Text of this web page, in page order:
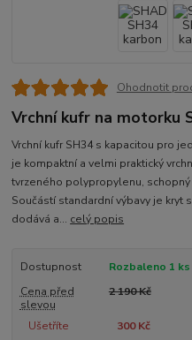
Ohodnotit
Vrchní kufr na motorku
Vrchní kufr SH34 s kapacitou pro
je kompaktní a velmi praktický
tvrzeného polypropylenu,
Součástí standardní výbavy je kryt
dodává a... celý popis
Dostupnost
Rozbaleno 1 ks
Cena před
slevou
2 190 Kč
Ušetříte 300 Kč